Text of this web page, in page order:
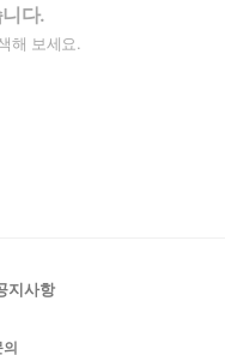
다.
해 보세요.
지사항
의